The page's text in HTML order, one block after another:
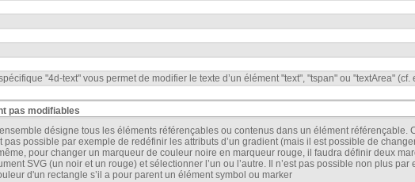
spécifique "4d-text" vous permet de modifier le texte d’un élément "text", "tspan" ou "textArea" (cf.
pas modifiables
désigne tous les éléments référençables ou contenus dans un élément référençable.
pas possible par exemple de redéfinir les attributs d’un gradient (mais il est possible de
pour changer un marqueur de couleur noire en marqueur rouge, il faudra définir deux
SVG (un noir et un rouge) et sélectionner l’un ou l’autre. Il n’est pas possible non plus
d'un rectangle s’il a pour parent un élément symbol ou marker